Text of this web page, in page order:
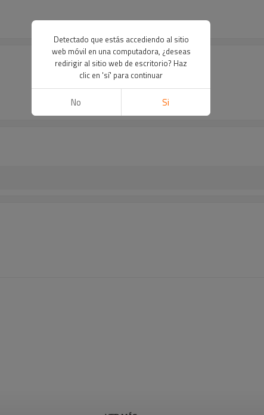
Detectado que estás accediendo al sitio
web móvil en una computadora, ¿deseas
redirigir al sitio web de escritorio? Haz
clic en 'sí' para continuar
No Si